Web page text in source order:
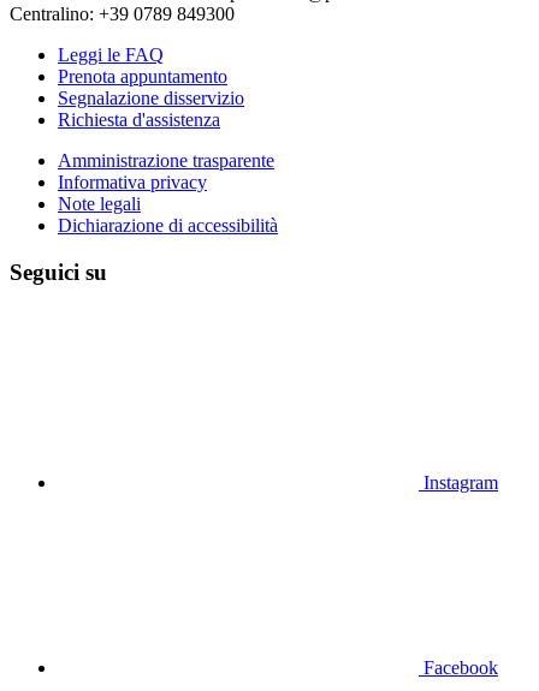
Centralino: +39 0789 849300
Leggi le FAQ
Prenota appuntamento
Segnalazione disservizio
Richiesta d'assistenza
Amministrazione trasparente
Informativa privacy
Note legali
Dichiarazione di accessibilità
Seguici su
Instagram
Facebook